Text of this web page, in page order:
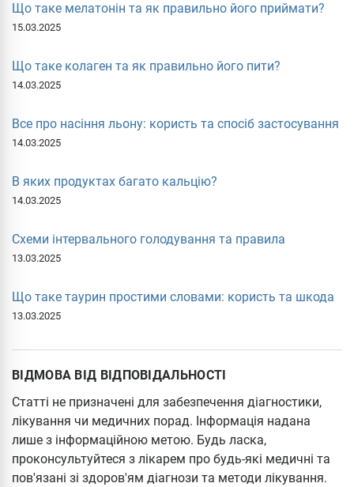
Що таке мелатонін та як правильно його приймати?
15.03.2025
Що таке колаген та як правильно його пити?
14.03.2025
Все про насіння льону: користь та спосіб застосування
14.03.2025
В яких продуктах багато кальцію?
14.03.2025
Схеми інтервального голодування та правила
13.03.2025
Що таке таурин простими словами: користь та шкода
13.03.2025
ВІДМОВА ВІД ВІДПОВІДАЛЬНОСТІ
Статті не призначені для забезпечення діагностики,
лікування чи медичних порад. Інформація надана
лише з інформаційною метою. Будь ласка,
проконсультуйтеся з лікарем про будь-які медичні та
пов'язані зі здоров'ям діагнози та методи лікування.